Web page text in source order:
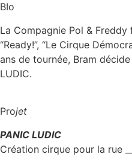
BIo
La Compagnie Pol &
“Ready!”, “Le Cirque
ans de tournée, Bram
LUDIC.
Projet
PANIC LUDIC
Création cirque pour la rue